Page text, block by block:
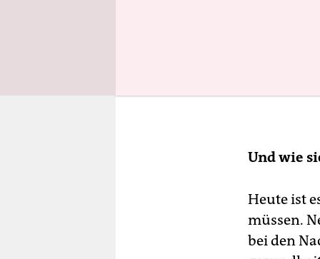
Und wie
Heute ist
müssen.
bei den